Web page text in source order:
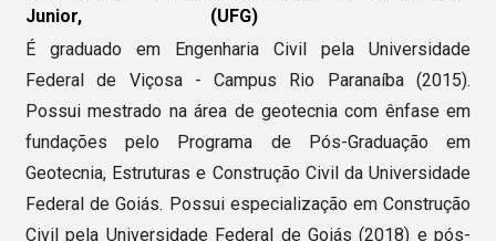
Junior,
(UFG)
É graduado em Engenharia Civil pela Universidade
Federal de Viçosa - Campus Rio Paranaíba (2015).
Possui mestrado na área de geotecnia com ênfase em
fundações pelo Programa de Pós-Graduação em
Geotecnia, Estruturas e Construção Civil da Universidade
Federal de Goiás. Possui especialização em Construção
Civil pela Universidade Federal de Goiás (2018) e pós-